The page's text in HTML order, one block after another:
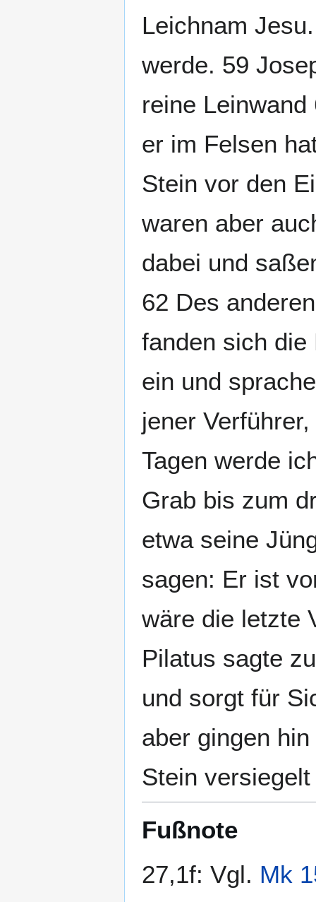
Leichnam
werde. 59
reine
er im Felsen
Stein vor den
waren aber
dabei und
62 Des
fanden sich die
ein und
jener
Tagen werde
Grab bis zum
etwa seine
sagen: Er ist
wäre die letzte
Pilatus sagte
und sorgt für
aber gingen
Stein
Fußnote
27,1f: Vgl. Mk